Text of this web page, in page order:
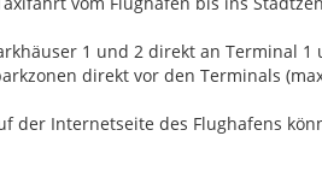
1 und 2 direkt an Terminal
direkt vor den Terminals
der Internetseite des Flughafens